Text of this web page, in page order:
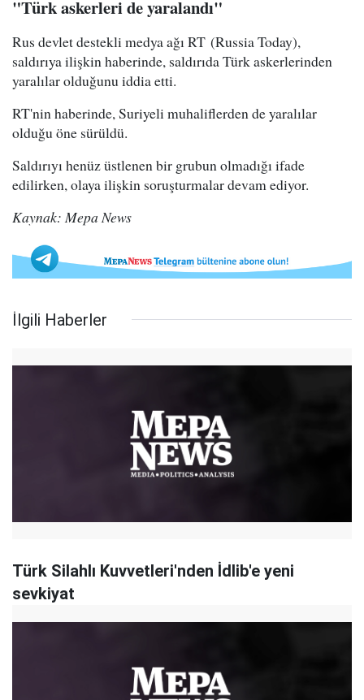
"Türk askerleri de yaralandı"
Rus devlet destekli medya ağı RT (Russia Today),
saldırıya ilişkin haberinde, saldırıda Türk askerlerinden
yaralılar olduğunu iddia etti.
RT'nin haberinde, Suriyeli muhaliflerden de yaralılar
olduğu öne sürüldü.
Saldırıyı henüz üstlenen bir grubun olmadığı ifade
edilirken, olaya ilişkin soruşturmalar devam ediyor.
Kaynak: Mepa News
İlgili Haberler
Türk Silahlı Kuvvetleri'nden İdlib'e yeni
sevkiyat